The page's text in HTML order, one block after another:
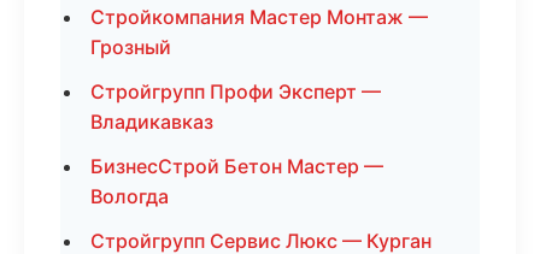
Стройкомпания Мастер Монтаж —
Грозный
Стройгрупп Профи Эксперт —
Владикавказ
БизнесСтрой Бетон Мастер —
Вологда
Стройгрупп Сервис Люкс — Курган